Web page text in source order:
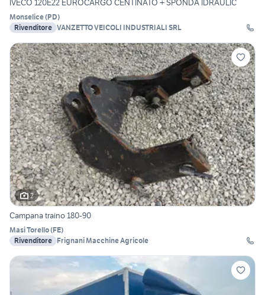
IVECO 120E22 EUROCARGO CENTINATO + SPONDA IDRAULIC
Monselice(PD)
Rivenditore VANZETTO VEICOLI INDUSTRIALI SRL
2
Campana traino 180-90
Masi Torello(FE)
Rivenditore Frignani Macchine Agricole